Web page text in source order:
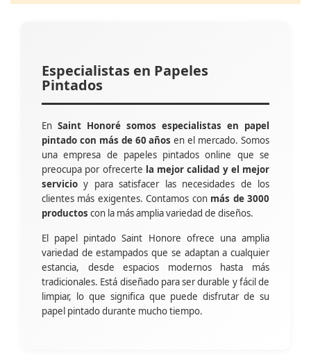
Especialistas en Papeles
Pintados
En Saint Honoré somos especialistas en papel
pintado con más de 60 años en el mercado. Somos
una empresa de papeles pintados online que se
preocupa por ofrecerte la mejor calidad y el mejor
servicio y para satisfacer las necesidades de los
clientes más exigentes. Contamos con más de 3000
productos con la más amplia variedad de diseños.
El papel pintado Saint Honore ofrece una amplia
variedad de estampados que se adaptan a cualquier
estancia, desde espacios modernos hasta más
tradicionales. Está diseñado para ser durable y fácil de
limpiar, lo que significa que puede disfrutar de su
papel pintado durante mucho tiempo.